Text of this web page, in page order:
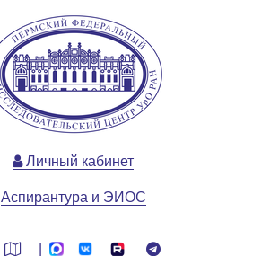
Личный кабинет
Аспирантура и ЭИОС